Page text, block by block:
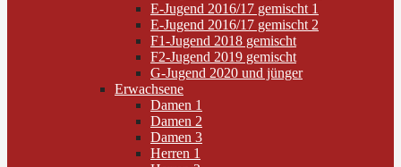
E-Jugend 2016/17 gemischt 1
E-Jugend 2016/17 gemischt 2
F1-Jugend 2018 gemischt
F2-Jugend 2019 gemischt
G-Jugend 2020 und jünger
Erwachsene
Damen 1
Damen 2
Damen 3
Herren 1